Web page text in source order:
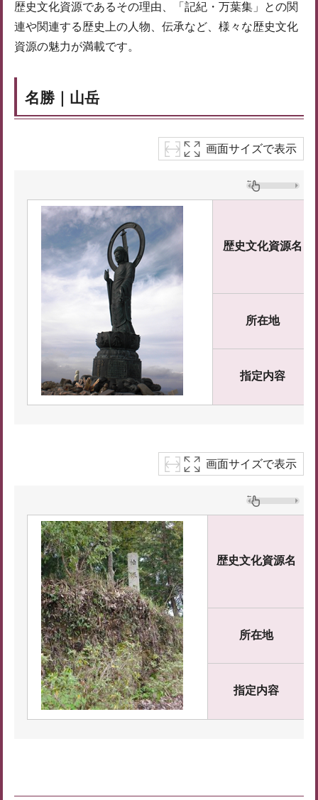
歴史文化資源であるその理由、「記紀・万葉集」との関
連や関連する歴史上の人物、伝承など、様々な歴史文化
資源の魅力が満載です。
名勝｜山岳
画面サイズで表示
歴史文化資源名
所在地
指定内容
画面サイズで表示
歴史文化資源名
所在地
指定内容